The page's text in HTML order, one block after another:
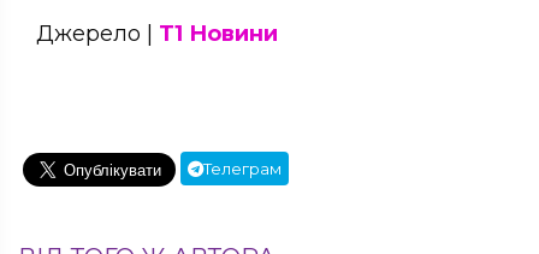
Джерело | Т1 Новини
Телеграм